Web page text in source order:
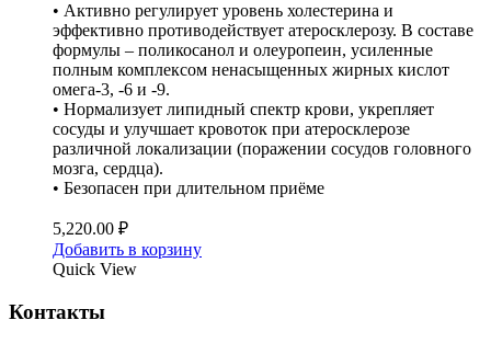
• Активно регулирует уровень холестерина и
эффективно противодействует атеросклерозу. В составе
формулы – поликосанол и олеуропеин, усиленные
полным комплексом ненасыщенных жирных кислот
омега-3, -6 и -9.
• Нормализует липидный спектр крови, укрепляет
сосуды и улучшает кровоток при атеросклерозе
различной локализации (поражении сосудов головного
мозга, сердца).
• Безопасен при длительном приёме
5,220.00 ₽
Добавить в корзину
Quick View
Контакты